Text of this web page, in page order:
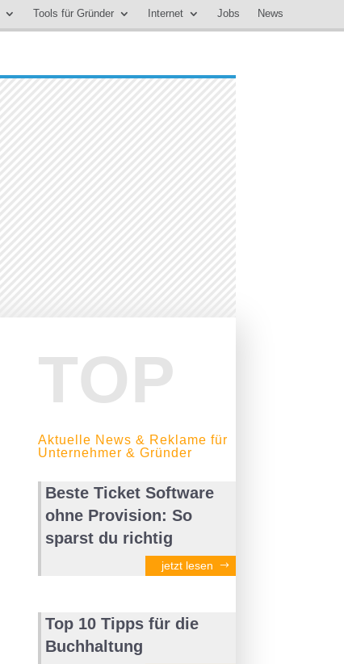
Tools für Gründer Internet Jobs News
TOP
Aktuelle News & Reklame für
Unternehmer & Gründer
Beste Ticket Software
ohne Provision: So
sparst du richtig
jetzt lesen
Top 10 Tipps für die
Buchhaltung